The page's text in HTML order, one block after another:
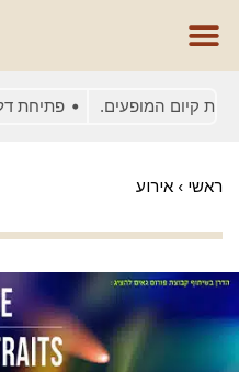
המופעים. פתיחת
ראשי › אירוע